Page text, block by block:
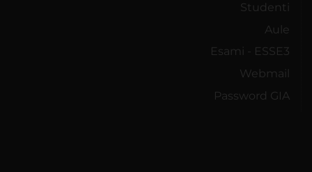
Studenti
Aule
Esami - ESSE3
Webmail
Password GIA